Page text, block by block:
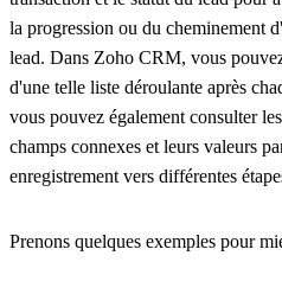
la progression ou du cheminement
lead. Dans Zoho CRM, vous
d'une telle liste déroulante après
vous pouvez également consulter
champs connexes et leurs valeurs
enregistrement vers différentes
Prenons quelques exemples pour